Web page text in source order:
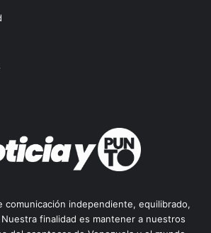
comunicación independiente, equilibrado,
finalidad es mantener a nuestros